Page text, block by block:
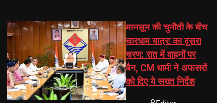
मानसून की चुनौती के बीच
चारधाम यात्रा का दूसरा
चरण: रात में वाहनों पर
बैन, CM धामी ने अफसरों
को दिए ये सख्त निर्देश